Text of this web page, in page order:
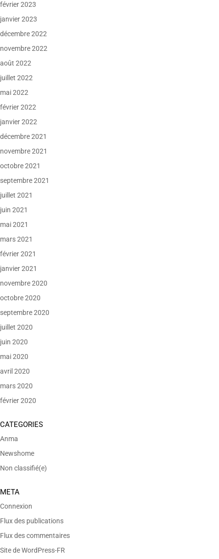
février 2023
janvier 2023
décembre 2022
novembre 2022
août 2022
juillet 2022
mai 2022
février 2022
janvier 2022
décembre 2021
novembre 2021
octobre 2021
septembre 2021
juillet 2021
juin 2021
mai 2021
mars 2021
février 2021
janvier 2021
novembre 2020
octobre 2020
septembre 2020
juillet 2020
juin 2020
mai 2020
avril 2020
mars 2020
février 2020
CATEGORIES
Anma
Newshome
Non classifié(e)
META
Connexion
Flux des publications
Flux des commentaires
Site de WordPress-FR